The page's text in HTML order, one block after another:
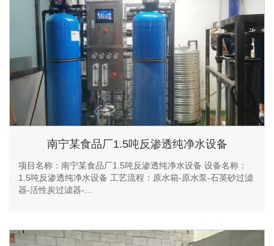
南宁某食品厂1.5吨反渗透纯净水设备
项目名称：南宁某食品厂1.5吨反渗透纯净水设备 设备名称：
1.5吨反渗透纯净水设备 工艺流程：原水箱-原水泵-石英砂过滤
器-活性炭过滤器-...